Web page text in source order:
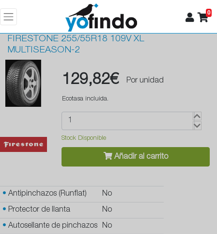
0
FIRESTONE 255/55R18 109V XL
MULTISEASON-2
129,82€ Por unidad
Ecotasa incluida.
Stock Disponible
Añadir al carrito
• Antipinchazos (Runflat) No
• Protector de llanta No
• Autosellante de pinchazos No